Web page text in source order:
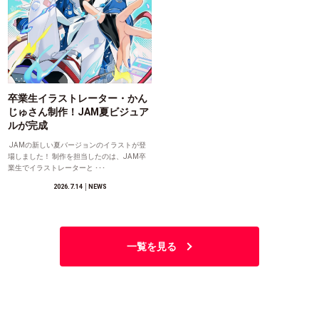
卒業生イラストレーター・かん
じゅさん制作！JAM夏ビジュア
ルが完成
JAMの新しい夏バージョンのイラストが登
場しました！ 制作を担当したのは、JAM卒
業生でイラストレーターと ･･･
2026.7.14│NEWS
一覧を見る